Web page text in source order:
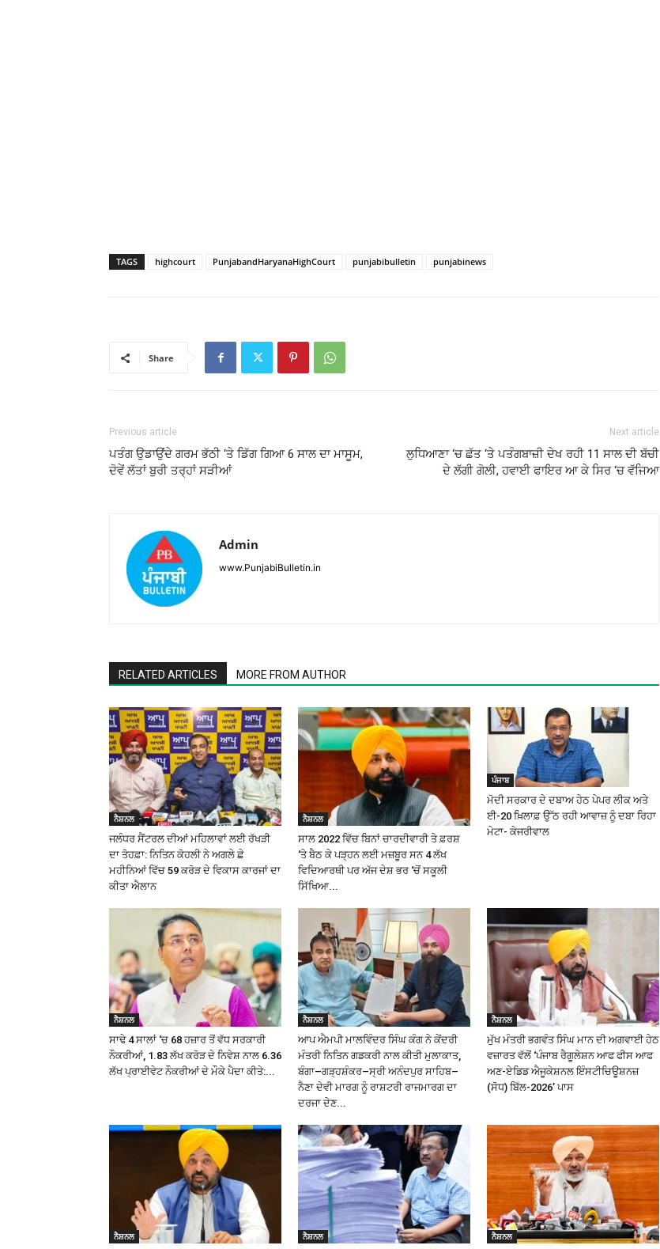
TAGS highcourt PunjabandHaryanaHighCourt punjabibulletin punjabinews
Share
Previous article
ਪਤੰਗ ਉਡਾਉਂਦੇ ਗਰਮ ਭੱਠੀ ‘ਤੇ ਡਿੱਗ ਗਿਆ 6 ਸਾਲ ਦਾ ਮਾਸੂਮ,
ਦੋਵੇਂ ਲੱਤਾਂ ਬੁਰੀ ਤਰ੍ਹਾਂ ਸੜੀਆਂ
Next article
ਲੁਧਿਆਣਾ ‘ਚ ਛੱਤ ‘ਤੇ ਪਤੰਗਬਾਜ਼ੀ ਦੇਖ ਰਹੀ 11 ਸਾਲ ਦੀ ਬੱਚੀ
ਦੇ ਲੱਗੀ ਗੋਲੀ, ਹਵਾਈ ਫਾਇਰ ਆ ਕੇ ਸਿਰ ‘ਚ ਵੱਜਿਆ
Admin
www.PunjabiBulletin.in
RELATED ARTICLES MORE FROM AUTHOR
ਨੈਸ਼ਨਲ
ਜਲੰਧਰ ਸੈਂਟਰਲ ਦੀਆਂ ਮਹਿਲਾਵਾਂ ਲਈ ਰੱਖੜੀ
ਦਾ ਤੋਹਫ਼ਾ: ਨਿਤਿਨ ਕੋਹਲੀ ਨੇ ਅਗਲੇ ਛੇ
ਮਹੀਨਿਆਂ ਵਿੱਚ ₹59 ਕਰੋੜ ਦੇ ਵਿਕਾਸ ਕਾਰਜਾਂ ਦਾ
ਕੀਤਾ ਐਲਾਨ
ਨੈਸ਼ਨਲ
ਸਾਲ 2022 ਵਿੱਚ ਬਿਨਾਂ ਚਾਰਦੀਵਾਰੀ ਤੇ ਫ਼ਰਸ਼
‘ਤੇ ਬੈਠ ਕੇ ਪੜ੍ਹਨ ਲਈ ਮਜ਼ਬੂਰ ਸਨ 4 ਲੱਖ
ਵਿਦਿਆਰਥੀ ਪਰ ਅੱਜ ਦੇਸ਼ ਭਰ ‘ਚੋਂ ਸਕੂਲੀ
ਸਿੱਖਿਆ...
ਪੰਜਾਬ
ਮੋਦੀ ਸਰਕਾਰ ਦੇ ਦਬਾਅ ਹੇਠ ਪੇਪਰ ਲੀਕ ਅਤੇ
ਈ-20 ਖ਼ਿਲਾਫ਼ ਉੱਠ ਰਹੀ ਆਵਾਜ਼ ਨੂੰ ਦਬਾ ਰਿਹਾ
ਮੇਟਾ- ਕੇਜਰੀਵਾਲ
ਨੈਸ਼ਨਲ
ਸਾਢੇ 4 ਸਾਲਾਂ ‘ਚ 68 ਹਜ਼ਾਰ ਤੋਂ ਵੱਧ ਸਰਕਾਰੀ
ਨੌਕਰੀਆਂ, 1.83 ਲੱਖ ਕਰੋੜ ਦੇ ਨਿਵੇਸ਼ ਨਾਲ 6.36
ਲੱਖ ਪ੍ਰਾਈਵੇਟ ਨੌਕਰੀਆਂ ਦੇ ਮੌਕੇ ਪੈਦਾ ਕੀਤੇ:...
ਨੈਸ਼ਨਲ
ਆਪ ਐਮਪੀ ਮਾਲਵਿੰਦਰ ਸਿੰਘ ਕੰਗ ਨੇ ਕੇਂਦਰੀ
ਮੰਤਰੀ ਨਿਤਿਨ ਗਡਕਰੀ ਨਾਲ ਕੀਤੀ ਮੁਲਾਕਾਤ,
ਬੰਗਾ–ਗੜ੍ਹਸ਼ੰਕਰ–ਸ੍ਰੀ ਅਨੰਦਪੁਰ ਸਾਹਿਬ–
ਨੈਣਾ ਦੇਵੀ ਮਾਰਗ ਨੂੰ ਰਾਸ਼ਟਰੀ ਰਾਜਮਾਰਗ ਦਾ
ਦਰਜਾ ਦੇਣ...
ਨੈਸ਼ਨਲ
ਮੁੱਖ ਮੰਤਰੀ ਭਗਵੰਤ ਸਿੰਘ ਮਾਨ ਦੀ ਅਗਵਾਈ ਹੇਠ
ਵਜ਼ਾਰਤ ਵੱਲੋਂ ‘ਪੰਜਾਬ ਰੈਗੂਲੇਸ਼ਨ ਆਫ ਫੀਸ ਆਫ
ਅਣ-ਏਡਿਡ ਐਜੂਕੇਸ਼ਨਲ ਇੰਸਟੀਚਿਊਸ਼ਨਜ਼
(ਸੋਧ) ਬਿੱਲ-2026’ ਪਾਸ
ਨੈਸ਼ਨਲ ਨੈਸ਼ਨਲ ਨੈਸ਼ਨਲ